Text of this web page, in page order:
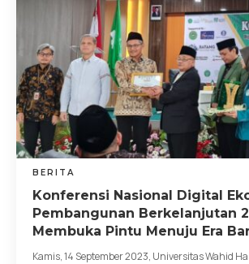
BERITA
Konferensi Nasional Digital
Pembangunan Berkelanjutan
Membuka Pintu Menuju Era
Kamis, 14 September 2023, Universitas Wahid